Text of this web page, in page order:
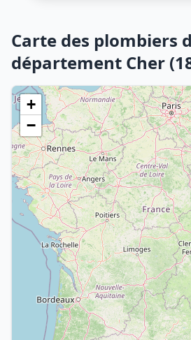
Carte des plombiers
département Cher
+
−